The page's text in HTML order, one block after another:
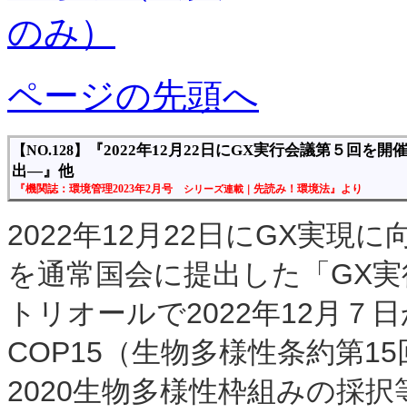
ページの先頭へ
【NO.128】
『2022年12月22日にGX実行会議第５回を
出―』他
『機関誌：環境管理2023年2月号 シリーズ連載｜ 先読み！環境法』より
2022年12月22日にGX実現に
を通常国会に提出した「GX
トリオールで2022年12月７
COP15（生物多様性条約第
2020生物多様性枠組みの採